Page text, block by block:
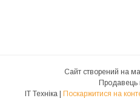
Сайт створений на
Продавець
IT Техніка | Поскаржитися на